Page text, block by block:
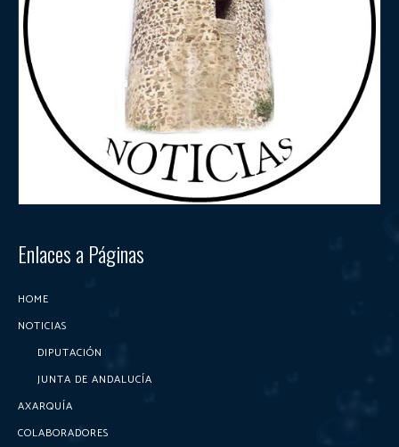
Enlaces a Páginas
HOME
NOTICIAS
DIPUTACIÓN
JUNTA DE ANDALUCÍA
AXARQUÍA
COLABORADORES